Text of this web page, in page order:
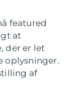
featured
at
der er let
oplysninger.
af